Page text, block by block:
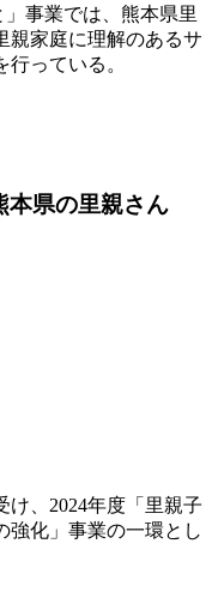
事業では、熊本県里
親家庭に理解のあるサ
っている。
本県の里親さん
け、2024年度「里親子
強化」事業の一環とし